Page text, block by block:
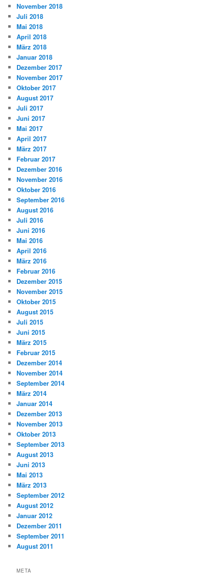
November 2018
Juli 2018
Mai 2018
April 2018
März 2018
Januar 2018
Dezember 2017
November 2017
Oktober 2017
August 2017
Juli 2017
Juni 2017
Mai 2017
April 2017
März 2017
Februar 2017
Dezember 2016
November 2016
Oktober 2016
September 2016
August 2016
Juli 2016
Juni 2016
Mai 2016
April 2016
März 2016
Februar 2016
Dezember 2015
November 2015
Oktober 2015
August 2015
Juli 2015
Juni 2015
März 2015
Februar 2015
Dezember 2014
November 2014
September 2014
März 2014
Januar 2014
Dezember 2013
November 2013
Oktober 2013
September 2013
August 2013
Juni 2013
Mai 2013
März 2013
September 2012
August 2012
Januar 2012
Dezember 2011
September 2011
August 2011
META